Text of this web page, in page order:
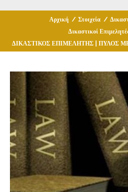
Αρχική / Στοιχεία /
Δικαστικοί
ΔΙΚΑΣΤΙΚΟΣ ΕΠΙΜΕΛΗΤΗΣ | ΠΥΛΟΣ